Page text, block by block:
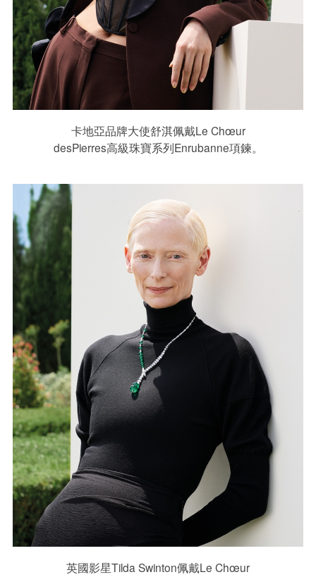
卡地亞品牌大使舒淇佩戴Le Chœur
desPierres高級珠寶系列Enrubanne項鍊。
英國影星Tilda Swinton佩戴Le Chœur